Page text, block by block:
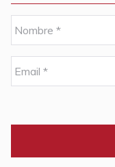
o
m
e
m
a
C